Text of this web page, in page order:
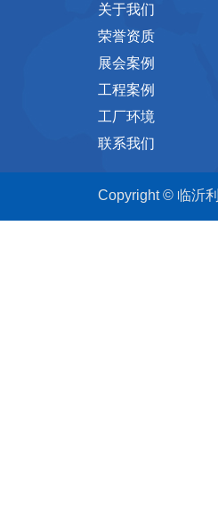
关于我们
荣誉资质
展会案例
工程案例
工厂环境
联系我们
Copyright © 临沂